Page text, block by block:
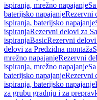
ispiranja, mrežno napajanje
baterijsko napajanjeRezervni
ispiranja, baterijsko napajanje
ispiranjaRezervni delovi za
ispiranjaBasicRezervni
delovi za Predzidna montaža
mrežno napajanjeRezervni
ispiranja, mrežno napajanje
baterijsko napajanjeRezervni
ispiranja, baterijsko napajanje
za grubu gradnju i za